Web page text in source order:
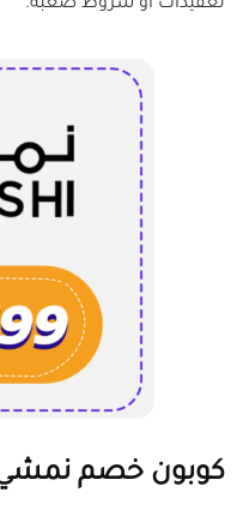
تعقيدات أو شروط صعبة.
كوبون خصم